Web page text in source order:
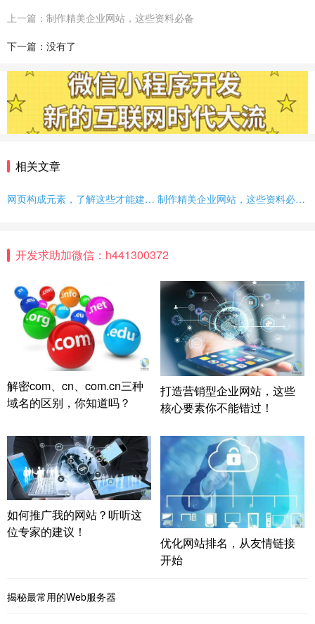
上一篇：制作精美企业网站，这些资料必备
下一篇：没有了
相关文章
网页构成元素，了解这些才能建好网站！ 制作精美企业网站，这些资料必备！
开发求助加微信：h441300372
解密com、cn、com.cn三种
域名的区别，你知道吗？
打造营销型企业网站，这些
核心要素你不能错过！
如何推广我的网站？听听这
位专家的建议！
优化网站排名，从友情链接
开始
揭秘最常用的Web服务器